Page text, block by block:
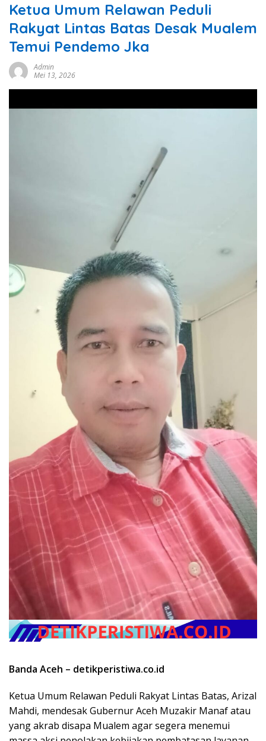
Ketua Umum Relawan Peduli
Rakyat Lintas Batas Desak Mualem
Temui Pendemo Jka
Admin
Mei 13, 2026
Banda Aceh – detikperistiwa.co.id
Ketua Umum Relawan Peduli Rakyat Lintas Batas, Arizal
Mahdi, mendesak Gubernur Aceh Muzakir Manaf atau
yang akrab disapa Mualem agar segera menemui